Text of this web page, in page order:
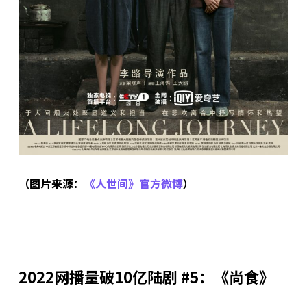
（图片来源： 《人世间》官方微博）
2022网播量破10亿陆剧 #5：《尚食》